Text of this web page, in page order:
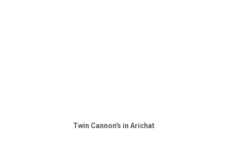
Twin Cannon's in Arichat